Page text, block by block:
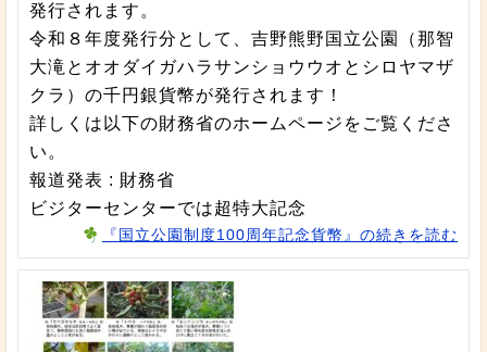
発行されます。
令和８年度発行分として、吉野熊野国立公園（那智
大滝とオオダイガハラサンショウウオとシロヤマザ
クラ）の千円銀貨幣が発行されます！
詳しくは以下の財務省のホームページをご覧くださ
い。
報道発表 : 財務省
ビジターセンターでは超特大記念
『国立公園制度100周年記念貨幣』の続きを読む